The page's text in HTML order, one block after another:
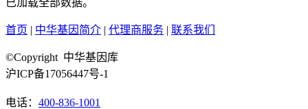
已加载全部数据。
首页 | 中华基因简介 | 代理商服务 | 联系我们
©Copyright 中华基因库
沪ICP备17056447号-1
电话： 400-836-1001